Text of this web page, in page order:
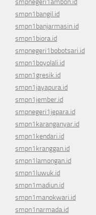
smpnegeri1ambon.id
smpn1bangil.id
smpn1banjarmasin.id
smpn1biora.id
smpnegeri1bobotsari.id
smpn1boyolali.id
smpn1gresik.id
smpn1jayapura.id
smpn1jember.id
smpnegeri1jepara.id
smpn1karanganyar.id
smpn1kendari.id
smpn1kranggan.id
smpn1lamongan.id
smpn1luwuk.id
smpn1madiun.id
smpn1manokwari.id
smpn1narmada.id